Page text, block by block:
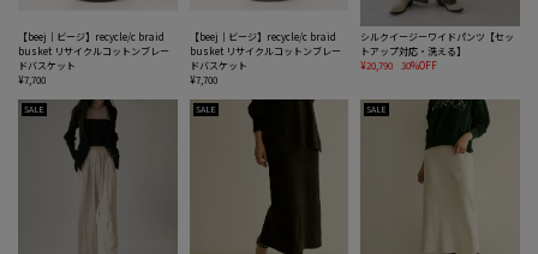
【beej｜ビージ】recycle/c braid
busket リサイクルコットンブレー
ドバスケット
¥7,700
【beej｜ビージ】recycle/c braid
busket リサイクルコットンブレー
ドバスケット
¥7,700
シルクイージーワイドパンツ【セッ
トアップ対応・洗える】
¥20,790
30%OFF
SALE SALE SALE